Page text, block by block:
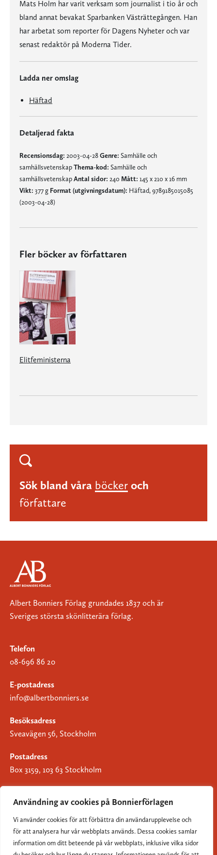
Användning av cookies på Bonnierförlagen
Vi använder cookies för att förbättra din användarupplevelse och
för att analysera hur vår webbplats används. Dessa cookies samlar
information om ditt beteende på vår webbplats, inklusive vilka sidor
Mats Holm har varit verksam som journalist i tio år och
bland annat bevakat Sparbanken Västrättegången. Han
har arbetat som reporter för Dagens Nyheter och var
senast redaktör på Moderna Tider.
Ladda ner omslag
Häftad
Detaljerad fakta
Recensionsdag: 2003-04-28Genre: Samhälle och
samhällsvetenskapThema-kod: Samhälle och
samhällsvetenskapAntal sidor: 240 Mått: 145 x 210 x 16 mm
Vikt: 377 g Format (utgivningsdatum): Häftad, 9789185015085
(2003-04-28)
Fler böcker av författaren
Elitfeministerna
Sök bland våra böcker och
författare
Albert Bonniers Förlag grundades 1837 och är
Sveriges största skönlitterära förlag.
Telefon
08-696 86 20
E-postadress
info@albertbonniers.se
Besöksadress
Sveavägen 56, Stockholm
Postadress
Box 3159, 103 63 Stockholm
Om Bonnierförlagen
Cookies